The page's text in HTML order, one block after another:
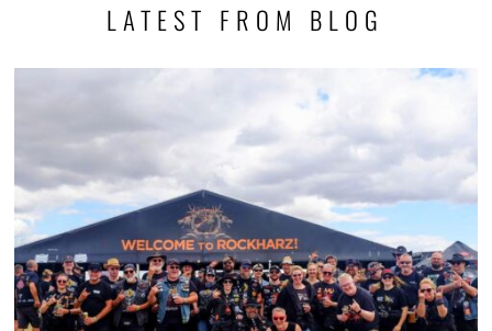
LATEST FROM BLOG